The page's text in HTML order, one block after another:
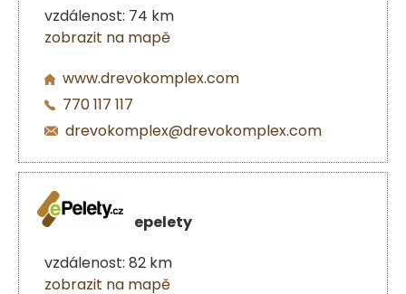
vzdálenost: 74 km
zobrazit na mapě
www.drevokomplex.com
770 117 117
drevokomplex@drevokomplex.com
epelety
vzdálenost: 82 km
zobrazit na mapě